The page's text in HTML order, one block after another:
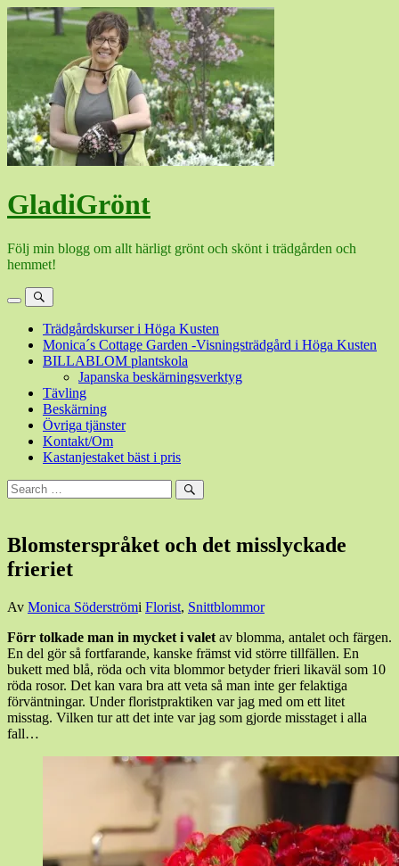
Hoppa
GladiGrönt
Följ min blogg om allt härligt grönt och skönt i trädgården och
hemmet!
MenySök
Trädgårdskurser i Höga Kusten
Monica´s Cottage Garden -Visningsträdgård i Höga Kusten
BILLABLOM plantskola
Japanska beskärningsverktyg
Tävling
Beskärning
Övriga tjänster
Kontakt/Om
Kastanjestaket bäst i pris
Sök
efter:
Sök
Blomsterspråket och det misslyckade
frieriet
Den
januari,
2015
Av Monica Söderströmi Florist, Snittblommor
Förr tolkade man in mycket i valet av blomma, antalet och färgen.
En del gör så fortfarande, kanske främst vid större tillfällen. En
bukett med blå, röda och vita blommor betyder frieri likaväl som 10
röda rosor. Det kan vara bra att veta så man inte ger felaktiga
förväntningar. Under floristpraktiken var jag med om ett litet
misstag. Vilken tur att det inte var jag som gjorde misstaget i alla
fall…